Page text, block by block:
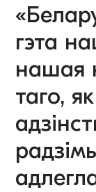
гэта
нашая
таго,